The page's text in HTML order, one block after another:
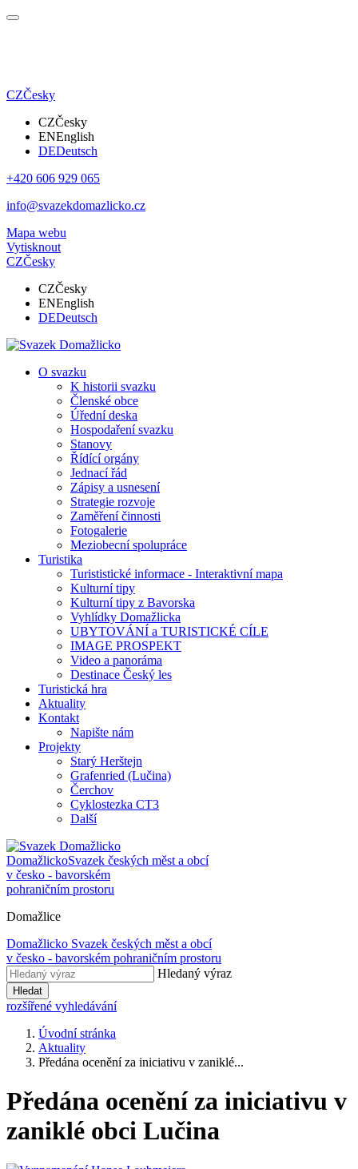
CZČesky
CZČesky
ENEnglish
DEDeutsch
+420 606 929 065
info@svazekdomazlicko.cz
Mapa webu
Vytisknout
CZČesky
CZČesky
ENEnglish
DEDeutsch
O svazku
K historii svazku
Členské obce
Úřední deska
Hospodaření svazku
Stanovy
Řídící orgány
Jednací řád
Zápisy a usnesení
Strategie rozvoje
Zaměření činnosti
Fotogalerie
Meziobecní spolupráce
Turistika
Turististické informace - Interaktivní mapa
Kulturní tipy
Kulturní tipy z Bavorska
Vyhlídky Domažlicka
UBYTOVÁNÍ a TURISTICKÉ CÍLE
IMAGE PROSPEKT
Video a panoráma
Destinace Český les
Turistická hra
Aktuality
Kontakt
Napište nám
Projekty
Starý Herštejn
Grafenried (Lučina)
Čerchov
Cyklostezka CT3
Další
DomažlickoSvazek českých měst a obcí
v česko - bavorském
pohraničním prostoru
Domažlice
Domažlicko Svazek českých měst a obcí
v česko - bavorském pohraničním prostoru
Hledaný výraz
Hledat
rozšířené vyhledávání
Úvodní stránka
Aktuality
Předána ocenění za iniciativu v zaniklé...
Předána ocenění za iniciativu v
zaniklé obci Lučina